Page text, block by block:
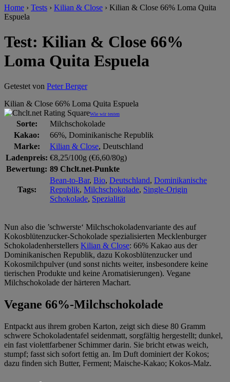
Home › Tests › Kilian & Close › Kilian & Close 66% Loma Quita
Espuela
Test: Kilian & Close 66%
Loma Quita Espuela
Getestet von Peter Berger
Kilian & Close 66% Loma Quita Espuela
Wie wir testen
Sorte:
Milchschokolade
Kakao:
66%, Dominikanische Republik
Marke:
Kilian & Close, Deutschland
Ladenpreis: €8,25/100g (€6,60/80g)
Bewertung: 89 Chclt.net-Punkte
Tags:
Bean-to-Bar, Bio, Deutschland, Dominikanische
Republik, Milchschokolade, Single-Origin
Schokolade, Spezialität
Nun also die ’schwerste‘ Milchschokoladenvariante des auf
Kokosblütenzucker-Schokolade spezialisierten Mecklenburger
Schokoladenherstellers Kilian & Close: 66% Kakao aus der
Dominikanischen Republik, dazu Kokosblütenzucker und
Kokosmilchpulver (und sonst nichts weiter, insbesondere keine
tierischen Produkte und keine Aromatisierungen). Vegane
Milchschokolade der härteren Machart.
Vegane 66%-Milchschokolade
Entpackt aus ihrem groben Karton, zeigt sich diese 80 Gramm
schwere Schokoladentafel seidenmatt, sorgfältig hergestellt; dunkel,
ein fast violettfarbener Schimmer darin. Sie bricht etwas weich,
stumpf; fasst sich sofort fettig an. Im Duft dominiert der Kokos;
dazu finden sich Butter, Ferment; Maische-Kakao; Kokos-Malz.